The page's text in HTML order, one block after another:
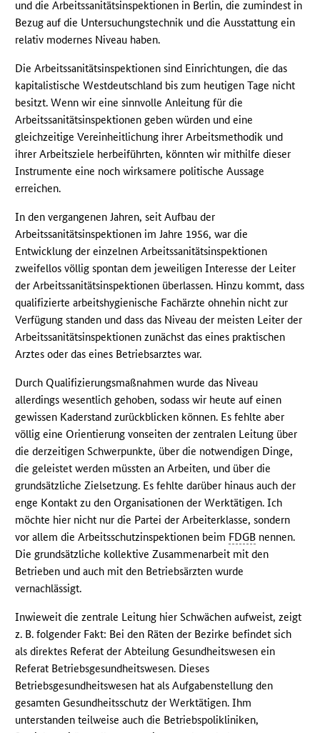
und die Arbeitssanitätsinspektionen in Berlin, die zumindest in
Bezug auf die Untersuchungstechnik und die Ausstattung ein
relativ modernes Niveau haben.
Die Arbeitssanitätsinspektionen sind Einrichtungen, die das
kapitalistische Westdeutschland bis zum heutigen Tage nicht
besitzt. Wenn wir eine sinnvolle Anleitung für die
Arbeitssanitätsinspektionen geben würden und eine
gleichzeitige Vereinheitlichung ihrer Arbeitsmethodik und
ihrer Arbeitsziele herbeiführten, könnten wir mithilfe dieser
Instrumente eine noch wirksamere politische Aussage
erreichen.
In den vergangenen Jahren, seit Aufbau der
Arbeitssanitätsinspektionen im Jahre 1956, war die
Entwicklung der einzelnen Arbeitssanitätsinspektionen
zweifellos völlig spontan dem jeweiligen Interesse der Leiter
der Arbeitssanitätsinspektionen überlassen. Hinzu kommt, dass
qualifizierte arbeitshygienische Fachärzte ohnehin nicht zur
Verfügung standen und dass das Niveau der meisten Leiter der
Arbeitssanitätsinspektionen zunächst das eines praktischen
Arztes oder das eines Betriebsarztes war.
Durch Qualifizierungsmaßnahmen wurde das Niveau
allerdings wesentlich gehoben, sodass wir heute auf einen
gewissen Kaderstand zurückblicken können. Es fehlte aber
völlig eine Orientierung vonseiten der zentralen Leitung über
die derzeitigen Schwerpunkte, über die notwendigen Dinge,
die geleistet werden müssten an Arbeiten, und über die
grundsätzliche Zielsetzung. Es fehlte darüber hinaus auch der
enge Kontakt zu den Organisationen der Werktätigen. Ich
möchte hier nicht nur die Partei der Arbeiterklasse, sondern
vor allem die Arbeitsschutzinspektionen beim FDGB nennen.
Die grundsätzliche kollektive Zusammenarbeit mit den
Betrieben und auch mit den Betriebsärzten wurde
vernachlässigt.
Inwieweit die zentrale Leitung hier Schwächen aufweist, zeigt
z. B. folgender Fakt: Bei den Räten der Bezirke befindet sich
als direktes Referat der Abteilung Gesundheitswesen ein
Referat Betriebsgesundheitswesen. Dieses
Betriebsgesundheitswesen hat als Aufgabenstellung den
gesamten Gesundheitsschutz der Werktätigen. Ihm
unterstanden teilweise auch die Betriebspolikliniken,